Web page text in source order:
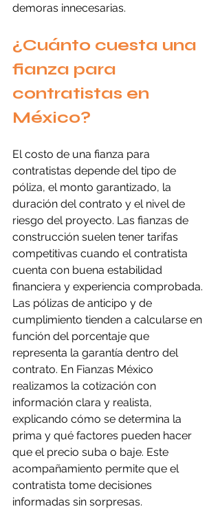
demoras innecesarias.
¿Cuánto cuesta una
fianza para
contratistas en
México?
El costo de una fianza para
contratistas depende del tipo de
póliza, el monto garantizado, la
duración del contrato y el nivel de
riesgo del proyecto. Las fianzas de
construcción suelen tener tarifas
competitivas cuando el contratista
cuenta con buena estabilidad
financiera y experiencia comprobada.
Las pólizas de anticipo y de
cumplimiento tienden a calcularse en
función del porcentaje que
representa la garantía dentro del
contrato. En Fianzas México
realizamos la cotización con
información clara y realista,
explicando cómo se determina la
prima y qué factores pueden hacer
que el precio suba o baje. Este
acompañamiento permite que el
contratista tome decisiones
informadas sin sorpresas.